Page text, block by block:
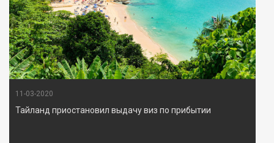
11-03-2020
Тайланд приостановил выдачу виз по прибытии